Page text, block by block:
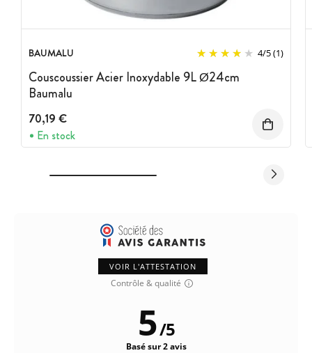
BAUMALU 4/5(1)
Couscoussier Acier Inoxydable 9L Ø24cm
Baumalu
70,19 €
En stock
VOIR L'ATTESTATION
Contrôle & qualité
5/5
Basé sur 2 avis